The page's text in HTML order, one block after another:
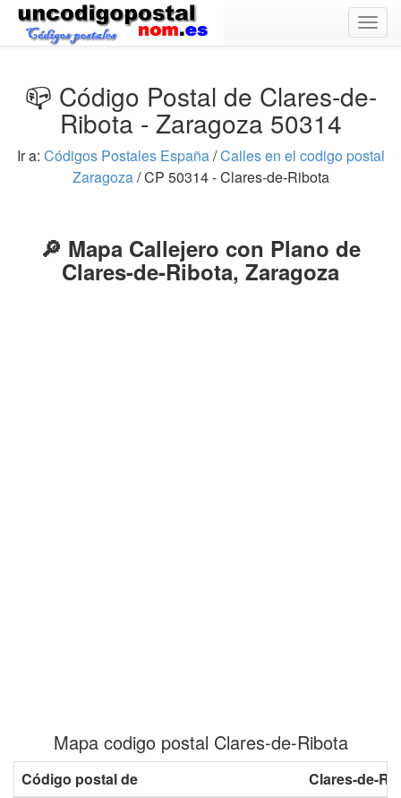
📪 Código Postal de Clares-de-
Ribota - Zaragoza 50314
Ir a: Códigos Postales España/Calles en el codigo postal
Zaragoza/ CP 50314 - Clares-de-Ribota
🔎 Mapa Callejero con Plano de
Clares-de-Ribota, Zaragoza
Mapa codigo postal Clares-de-Ribota
Código postal de
Clares-de-